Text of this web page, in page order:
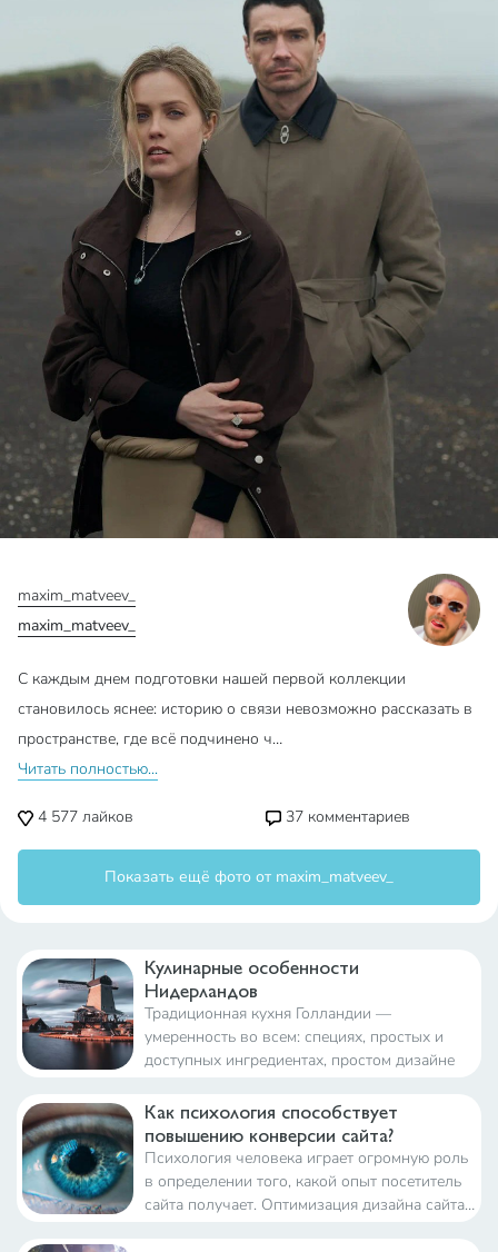
maxim_matveev_
maxim_matveev_
С каждым днем подготовки нашей первой коллекции
становилось яснее: историю о связи невозможно рассказать в
пространстве, где всё подчинено ч…
Читать полностью...
4 577 лайков 37 комментариев
Показать ещё фото от maxim_matveev_
Кулинарные особенности
Нидерландов
Традиционная кухня Голландии —
умеренность во всем: специях, простых и
доступных ингредиентах, простом дизайне
Как психология способствует
повышению конверсии сайта?
Психология человека играет огромную роль
в определении того, какой опыт посетитель
сайта получает. Оптимизация дизайна сайта,